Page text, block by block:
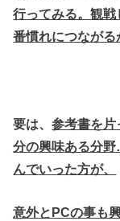
行ってみる。観
番慣れにつながる
要は、参考書を片
分の興味ある分
んでいった方が、
意外とPCの事も